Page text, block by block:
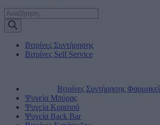
Products
search
Βιτρίνες Συντήρησης
Βιτρίνες Self Service
Βιτρίνες Συντήρησης
Ψυγεία Μπύρας
Ψυγεία Κρασιού
Ψυγεία Back Bar